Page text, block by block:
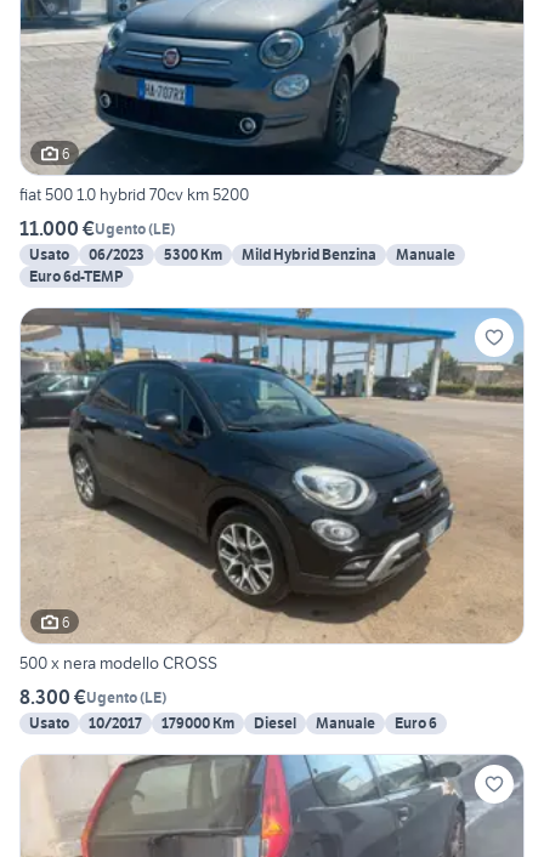
6
fiat 500 1.0 hybrid 70cv km 5200
11.000 €Ugento(LE)
Usato
06/2023 5300 Km Mild Hybrid Benzina
Manuale
Euro 6d-TEMP
6
500 x nera modello CROSS
8.300 €Ugento(LE)
Usato
10/2017 179000 Km Diesel Manuale Euro 6